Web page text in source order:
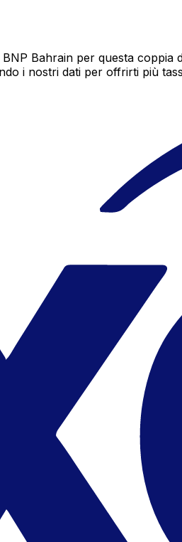
Bahrain per questa
i nostri dati per offrirti più